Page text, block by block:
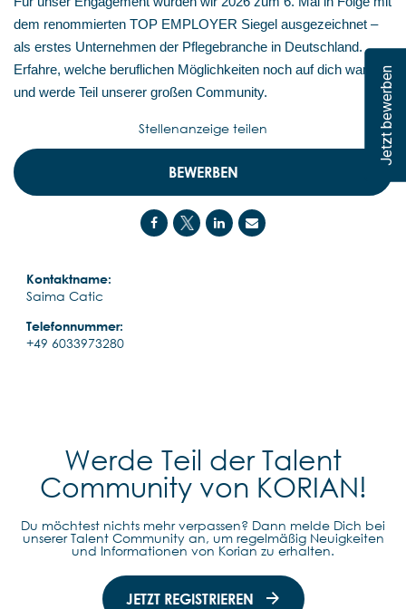
Jetzt bewerben
dem renommierten TOP EMPLOYER Siegel ausgezeichnet –
als erstes Unternehmen der Pflegebranche in Deutschland.
Erfahre, welche beruflichen Möglichkeiten noch auf dich warten,
und werde Teil unserer großen Community.
BEWERBEN
Kontaktname:
Saima Catic
Telefonnummer:
+49 6033973280
Stellenanzeige teilen
Werde Teil der Talent
Community von KORIAN!
Du möchtest nichts mehr verpassen? Dann melde Dich bei
unserer Talent Community an, um regelmäßig Neuigkeiten
und Informationen von Korian zu erhalten.
JETZT REGISTRIEREN